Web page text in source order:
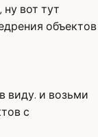
вот тут
объектов
виду. и возьми
с